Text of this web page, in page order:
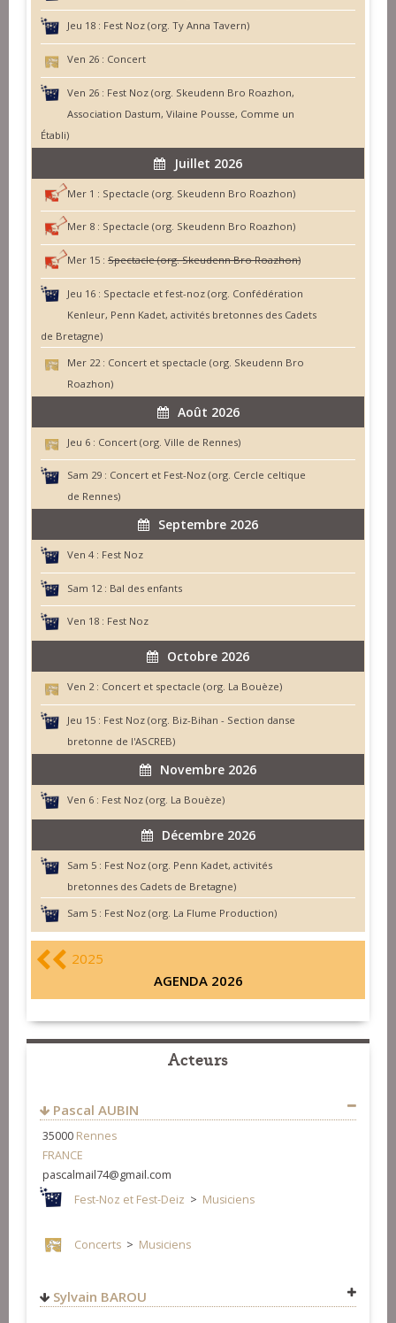
Jeu 18 : Fest Noz (org. Ty Anna Tavern)
Ven 26 : Concert
Ven 26 : Fest Noz (org. Skeudenn Bro Roazhon,
Association Dastum, Vilaine Pousse, Comme un
Établi)
Juillet 2026
Mer 1 : Spectacle (org. Skeudenn Bro Roazhon)
Mer 8 : Spectacle (org. Skeudenn Bro Roazhon)
Mer 15 : Spectacle (org. Skeudenn Bro Roazhon)
Jeu 16 : Spectacle et fest-noz (org. Confédération
Kenleur, Penn Kadet, activités bretonnes des Cadets
de Bretagne)
Mer 22 : Concert et spectacle (org. Skeudenn Bro
Roazhon)
Août 2026
Jeu 6 : Concert (org. Ville de Rennes)
Sam 29 : Concert et Fest-Noz (org. Cercle celtique
de Rennes)
Septembre 2026
Ven 4 : Fest Noz
Sam 12 : Bal des enfants
Ven 18 : Fest Noz
Octobre 2026
Ven 2 : Concert et spectacle (org. La Bouèze)
Jeu 15 : Fest Noz (org. Biz-Bihan - Section danse
bretonne de l'ASCREB)
Novembre 2026
Ven 6 : Fest Noz (org. La Bouèze)
Décembre 2026
Sam 5 : Fest Noz (org. Penn Kadet, activités
bretonnes des Cadets de Bretagne)
Sam 5 : Fest Noz (org. La Flume Production)
2025
AGENDA 2026
Acteurs
Pascal AUBIN
35000 Rennes
FRANCE
pascalmail74@gmail.com
Fest-Noz et Fest-Deiz > Musiciens
Concerts > Musiciens
Sylvain BAROU